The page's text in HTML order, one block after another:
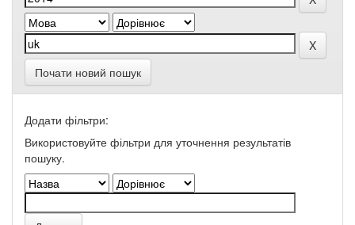
Почати новий пошук
Додати фільтри:
Використовуйте фільтри для уточнення результатів
пошуку.